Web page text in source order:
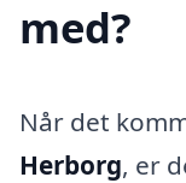
med?
Når det
Herborg, er